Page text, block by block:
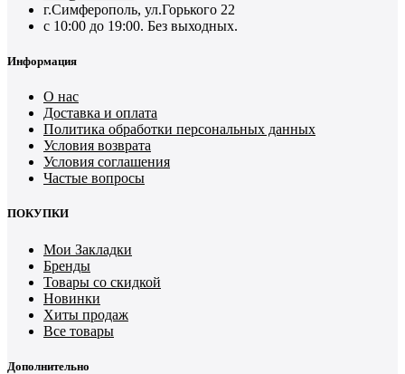
г.Симферополь, ул.Горького 22
с 10:00 до 19:00. Без выходных.
Информация
О нас
Доставка и оплата
Политика обработки персональных данных
Условия возврата
Условия соглашения
Частые вопросы
ПОКУПКИ
Мои Закладки
Бренды
Товары со скидкой
Новинки
Хиты продаж
Все товары
Дополнительно